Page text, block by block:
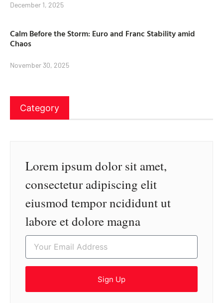
December 1, 2025
Calm Before the Storm: Euro and Franc Stability amid
Chaos
November 30, 2025
Category
Lorem ipsum dolor sit amet,
consectetur adipiscing elit
eiusmod tempor ncididunt ut
labore et dolore magna
Sign Up